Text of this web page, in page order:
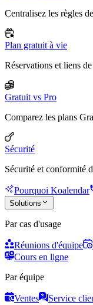
Centralisez les règles
Plan gratuit à vie
Réservations et liens
Gratuit vs Pro
Comparez les plans
Sécurité
Sécurité et conformité
Pourquoi Koalendar
Solutions
Par cas d'usage
Réunions d'équipe
Cours en ligne
Par équipe
Ventes Service